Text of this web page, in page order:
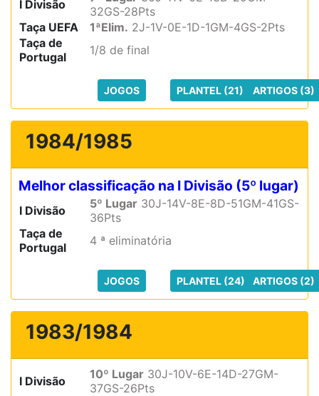
I Divisão
32GS-28Pts
Taça UEFA
1ªElim. 2J-1V-0E-1D-1GM-4GS-2Pts
Taça de
Portugal
1/8 de final
JOGOS PLANTEL (21) ARTIGOS (3)
1984/1985
Melhor classificação na I Divisão (5º lugar)
I Divisão 5º Lugar 30J-14V-8E-8D-51GM-41GS-
36Pts
Taça de
Portugal
4 ª eliminatória
JOGOS PLANTEL (24) ARTIGOS (2)
1983/1984
I Divisão 10º Lugar 30J-10V-6E-14D-27GM-
37GS-26Pts